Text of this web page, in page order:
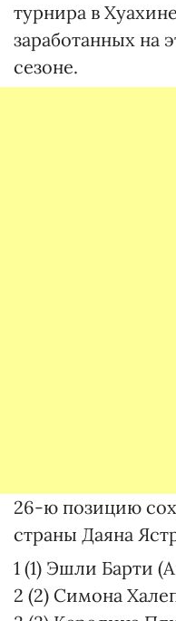
турнира в
заработанных на
сезоне.
26-ю позицию
страны Даяна
1 (1) Эшли Барти
2 (2) Симона